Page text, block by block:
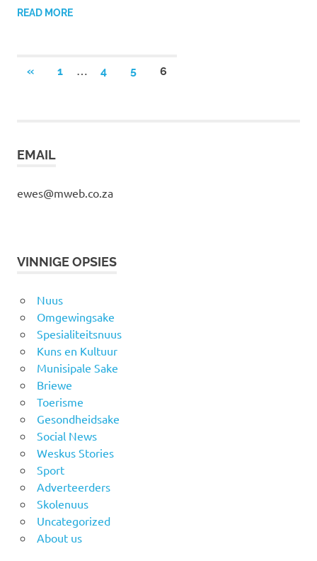
READ MORE
Posts
«PREVIOUS
1 4 5 6
EMAIL
ewes@mweb.co.za
VINNIGE OPSIES
Nuus
Omgewingsake
Spesialiteitsnuus
Kuns en Kultuur
Munisipale Sake
Briewe
Toerisme
Gesondheidsake
Social News
Weskus Stories
Sport
Adverteerders
Skolenuus
Uncategorized
About us